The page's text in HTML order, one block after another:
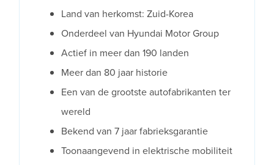
Land van herkomst: Zuid-Korea
Onderdeel van Hyundai Motor Group
Actief in meer dan 190 landen
Meer dan 80 jaar historie
Een van de grootste autofabrikanten ter
wereld
Bekend van 7 jaar fabrieksgarantie
Toonaangevend in elektrische mobiliteit